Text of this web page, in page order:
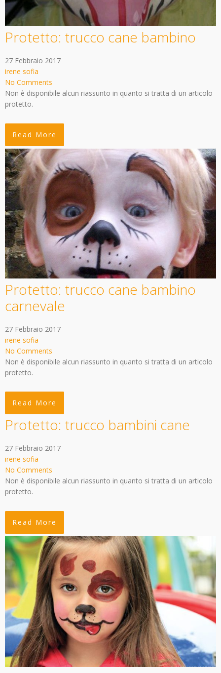
Protetto: trucco cane bambino
27 Febbraio 2017
irene sofia
No Comments
Non è disponibile alcun riassunto in quanto si tratta di un articolo
protetto.
Read More
Protetto: trucco cane bambino
carnevale
27 Febbraio 2017
irene sofia
No Comments
Non è disponibile alcun riassunto in quanto si tratta di un articolo
protetto.
Read More
Protetto: trucco bambini cane
27 Febbraio 2017
irene sofia
No Comments
Non è disponibile alcun riassunto in quanto si tratta di un articolo
protetto.
Read More